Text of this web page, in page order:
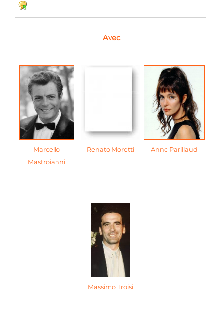
Avec
Marcello
Mastroianni
Renato Moretti Anne Parillaud
Massimo Troisi